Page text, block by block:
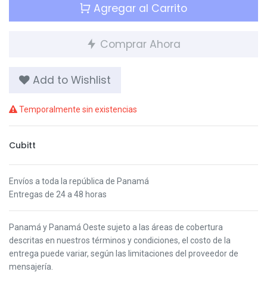
Agregar al Carrito
Comprar Ahora
Add to Wishlist
Temporalmente sin existencias
Cubitt
Envíos a toda la república de Panamá
Entregas de 24 a 48 horas
Panamá y Panamá Oeste sujeto a las áreas de cobertura
descritas en nuestros términos y condiciones, el costo de la
entrega puede variar, según las limitaciones del proveedor de
mensajería.